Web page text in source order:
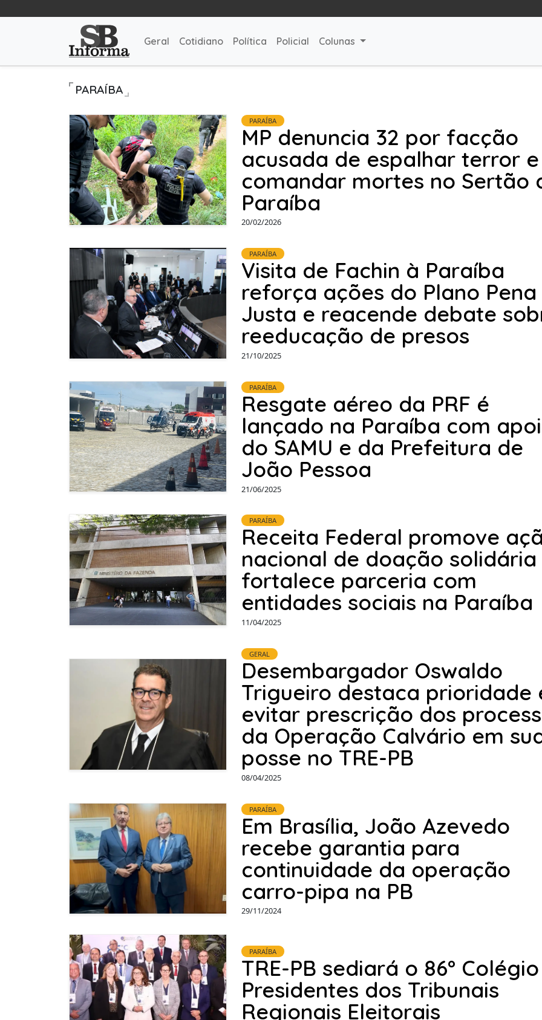
Geral Cotidiano Política Policial Colunas
PARAÍBA
PARAÍBA
MP denuncia 32 por facção
acusada de espalhar terror e
comandar mortes no Sertão
Paraíba
20/02/2026
PARAÍBA
Visita de Fachin à Paraíba
reforça ações do Plano Pena
Justa e reacende debate
reeducação de presos
21/10/2025
PARAÍBA
Resgate aéreo da PRF é
lançado na Paraíba com
do SAMU e da Prefeitura de
João Pessoa
21/06/2025
PARAÍBA
Receita Federal promove
nacional de doação solidária
fortalece parceria com
entidades sociais na Paraíba
11/04/2025
GERAL
Desembargador Oswaldo
Trigueiro destaca prioridade
evitar prescrição dos
da Operação Calvário em
posse no TRE-PB
08/04/2025
PARAÍBA
Em Brasília, João Azevedo
recebe garantia para
continuidade da operação
carro-pipa na PB
29/11/2024
PARAÍBA
TRE-PB sediará o 86º
Presidentes dos Tribunais
Regionais Eleitorais